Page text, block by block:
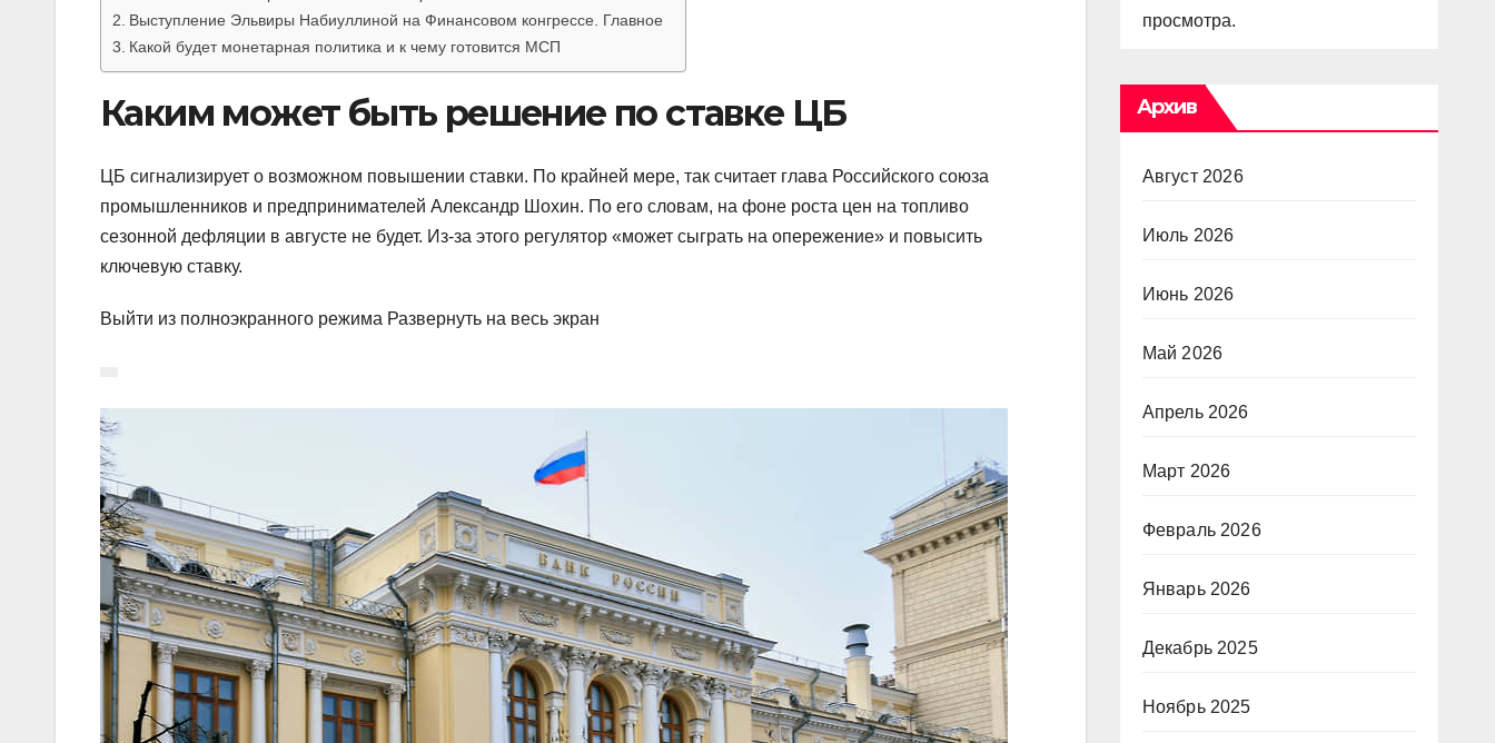
Выступление Эльвиры Набиуллиной на Финансовом конгрессе. Главное
Какой будет монетарная политика и к чему готовится МСП
Каким может быть решение по ставке ЦБ
ЦБ сигнализирует о возможном повышении ставки. По крайней мере, так считает глава Российского союза
промышленников и предпринимателей Александр Шохин. По его словам, на фоне роста цен на топливо
сезонной дефляции в августе не будет. Из-за этого регулятор «может сыграть на опережение» и повысить
ключевую ставку.
Выйти из полноэкранного режима Развернуть на весь экран
просмотра.
Архив
Август 2026
Июль 2026
Июнь 2026
Май 2026
Апрель 2026
Март 2026
Февраль 2026
Январь 2026
Декабрь 2025
Ноябрь 2025